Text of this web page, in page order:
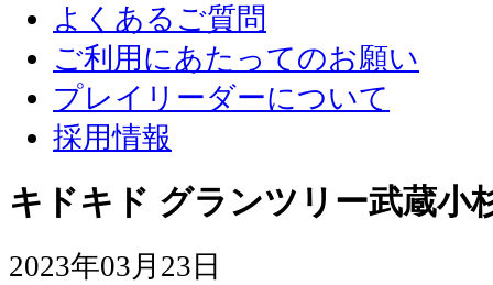
よくあるご質問
ご利用にあたってのお願い
プレイリーダーについて
採用情報
キドキド グランツリー武蔵小
2023年03月23日